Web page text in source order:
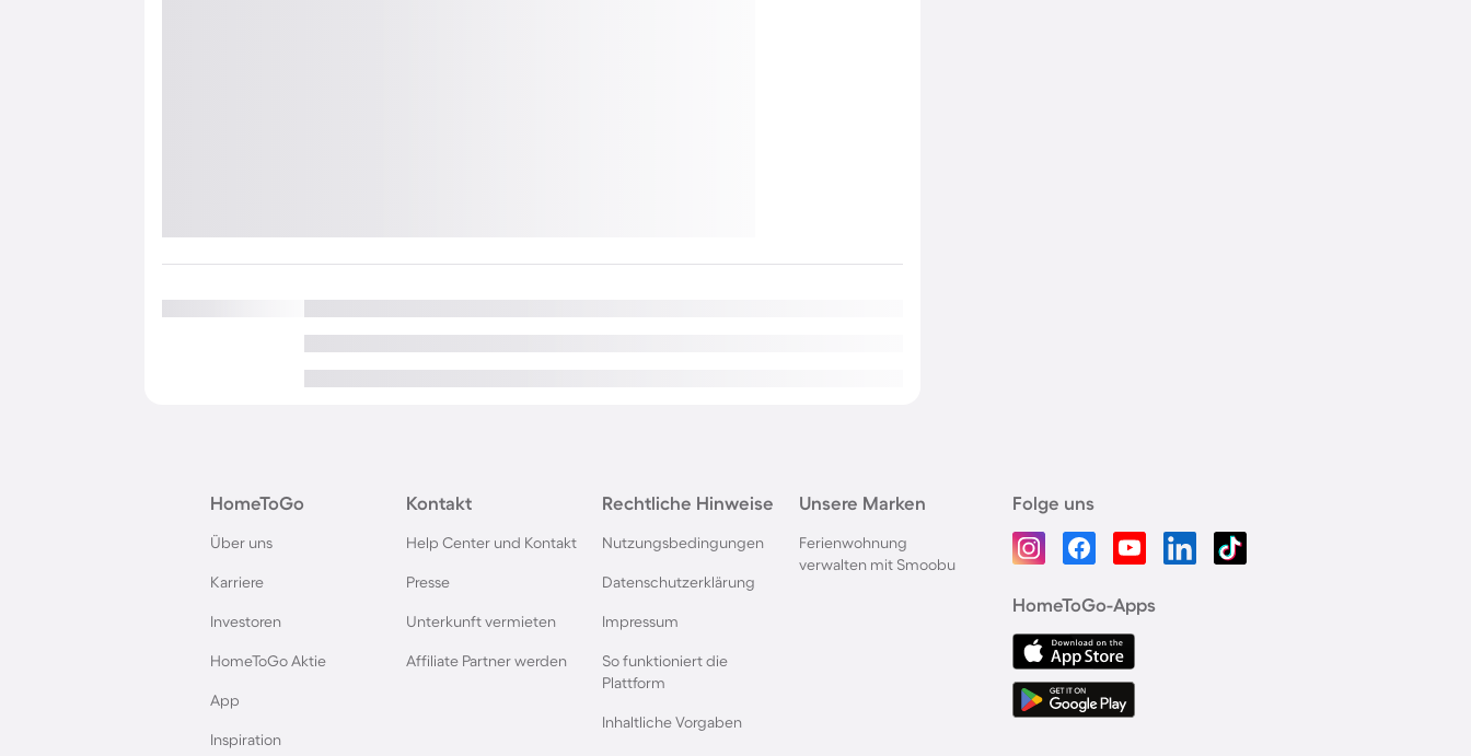
HomeToGo
Über uns
Karriere
Investoren
HomeToGo Aktie
App
Inspiration
Kontakt
Help Center und Kontakt
Presse
Unterkunft vermieten
Affiliate Partner werden
Rechtliche Hinweise
Nutzungsbedingungen
Datenschutzerklärung
Impressum
So funktioniert die
Plattform
Inhaltliche Vorgaben
Unsere Marken
Ferienwohnung
verwalten mit Smoobu
Folge uns
HomeToGo-Apps